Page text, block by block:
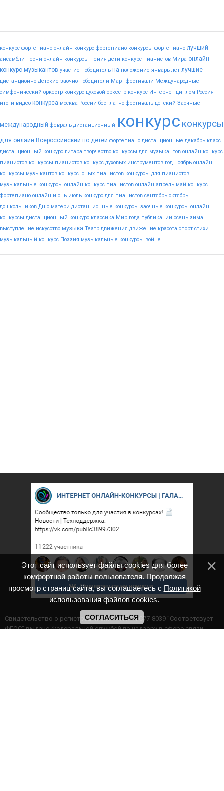
конкурс фортепиано онлайн конкурс фортепиано конкурсы фортепиано лучший
ансамбли песни онлайн конкурсы пения дети конкурс пианистов Мира онлайн
конкурс музыкантов участие победитель на положение январь лет лучшие
дистанционно Детские заочно победители Март фестивали Международные
симфонический оркестр конкурс духовой оркестр конкурс Интернет диплом Россия
итоги видео конкурса москва России бесплатно фестиваль детский Заочные
международный февраль дистанционный конкурс конкурсы
для онлайн Всероссийский по детей фортепиано дистанционные декабрь класс
дистанционный конкурс гитара творчество конкурсы для музыкантов онлайн конкурс
пианистов конкурсы пианистов конкурс духовых инструментов год ноябрь онлайн
конкурсы музыкантов конкурс юных пианистов конкурсы для пианистов
музыкальные конкурсы онлайн конкурс пианистов онлайн апрель май конкурс
фортепиано онлайн июнь июль конкурс для пианистов сентябрь октябрь
дошкольников Дню матери дистанционные конкурсы заочные конкурсы онлайн
конкурсы дистанционный конкурс классика Мир года публикации осень зима
выступление искусство музыка Театр движения движение красота спорт стихи
музыкальный конкурс Поэзия музыкальные конкурсы войне
Cвидетельство о регистрации СМИ ИА № ФС77-8039 "Соответсвует
ФГОС" выдано Федеральной службой по надзору в сфере связи,
Этот сайт использует файлы cookies для более
комфортной работы пользователя. Продолжая
просмотр страниц сайта, вы соглашаетесь с Политикой
использования файлов cookies.
СОГЛАСИТЬСЯ